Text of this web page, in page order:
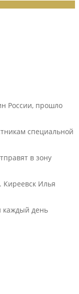
России, прошло
специальной
в зону
Киреевск Илья
каждый день